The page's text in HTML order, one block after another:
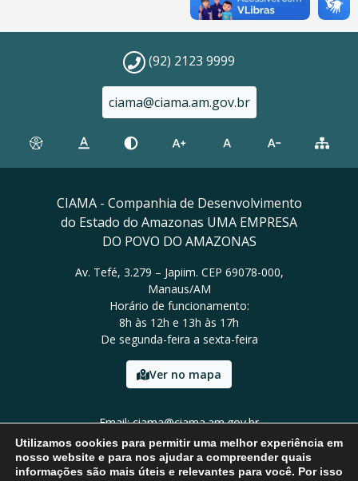
(92) 2123 9999
ciama@ciama.am.gov.br
CIAMA - Companhia de Desenvolvimento
do Estado do Amazonas UMA EMPRESA
DO POVO DO AMAZONAS
Av. Tefé, 3.279 – Japiim. CEP 69078-000,
Manaus/AM
Horário de funcionamento:
8h às 12h e 13h às 17h
De segunda-feira a sexta-feira
Ver no mapa
Email: ciama@ciama.am.gov.br
Tel: (92) 2123 9999
Utilizamos cookies para permitir uma melhor experiência em
nosso website e para nos ajudar a compreender quais
informações são mais úteis e relevantes para você. Por isso